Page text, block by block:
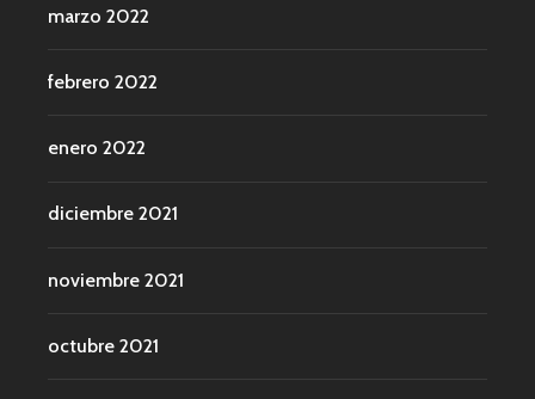
marzo 2022
febrero 2022
enero 2022
diciembre 2021
noviembre 2021
octubre 2021